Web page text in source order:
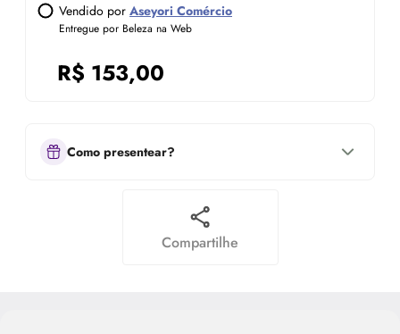
Vendido por Aseyori Comércio
Entregue por Beleza na Web
R$ 153,00
Como presentear?
Compartilhe